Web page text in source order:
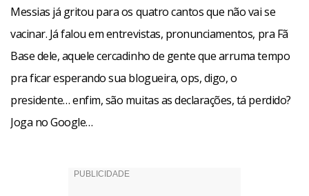
Messias já gritou para os quatro cantos que não vai se
vacinar. Já falou em entrevistas, pronunciamentos, pra Fã
Base dele, aquele cercadinho de gente que arruma tempo
pra ficar esperando sua blogueira, ops, digo, o
presidente… enfim, são muitas as declarações, tá perdido?
Joga no Google…